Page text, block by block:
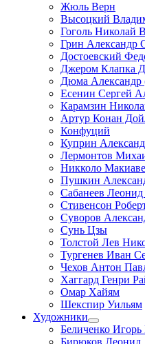
Жюль Верн
Высоцкий
Гоголь Николай
Грин Александр
Достоевский
Джером Клапка
Дюма Александр
Есенин Сергей
Карамзин
Артур Конан
Конфуций
Куприн
Лермонтов
Никколо
Пушкин
Сабанеев
Стивенсон
Суворов
Сунь Цзы
Толстой Лев
Тургенев Иван
Чехов Антон
Хаггард Генри
Омар Хайям
Шекспир Уильям
Художники
Беличенко
Бирюков Леонид